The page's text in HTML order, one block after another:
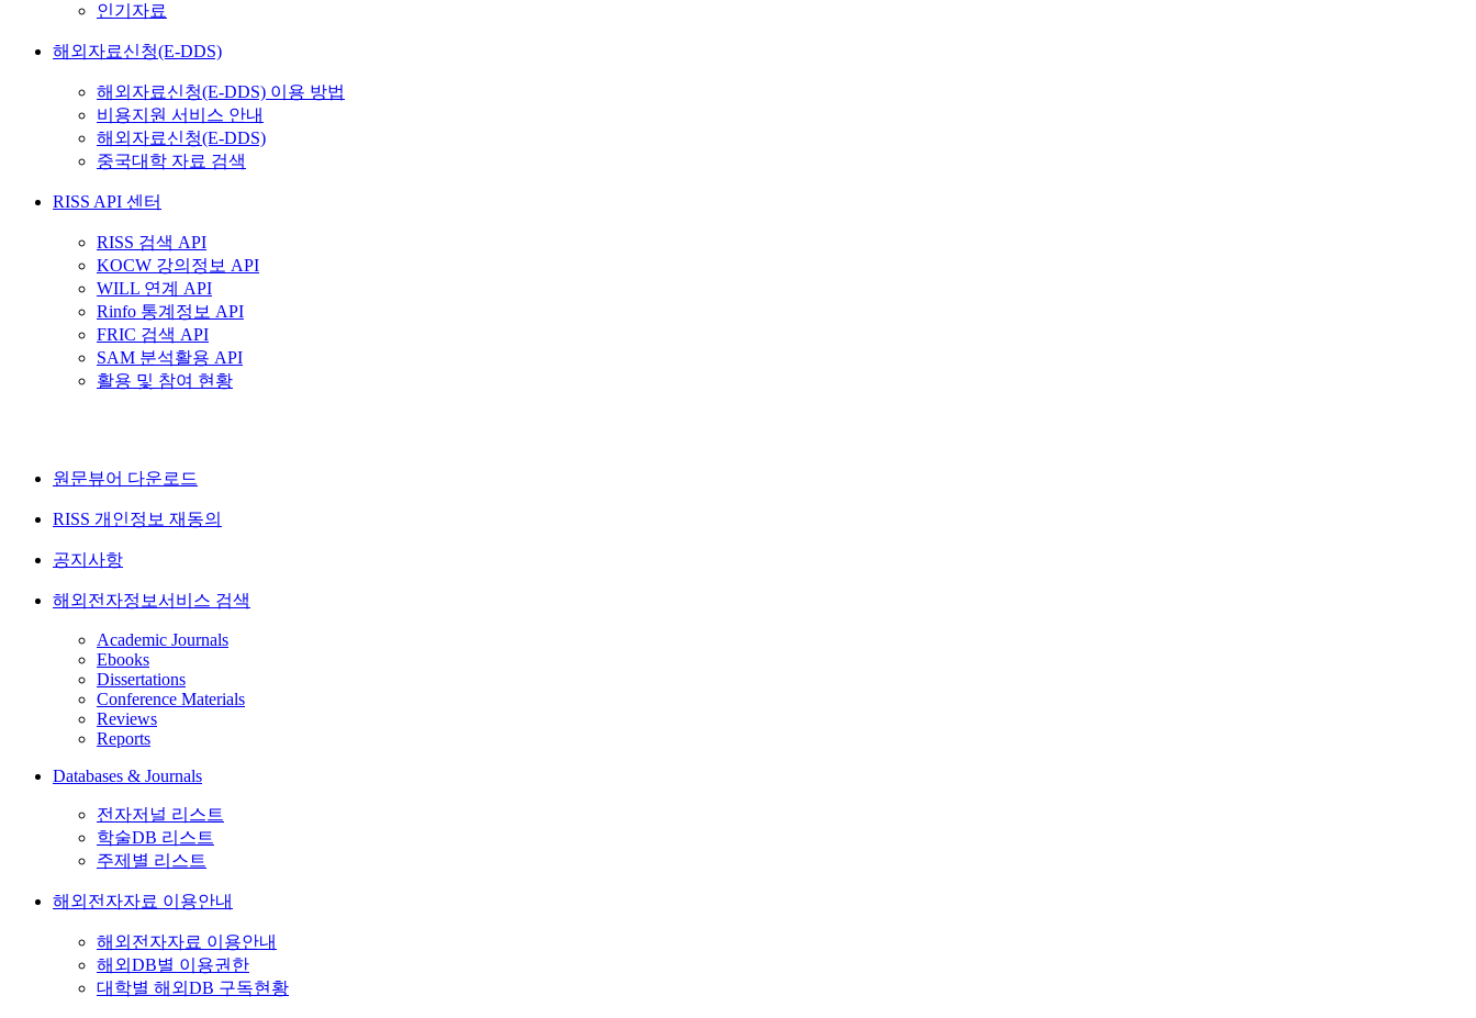
인기자료
해외자료신청(E-DDS)
해외자료신청(E-DDS) 이용 방법
비용지원 서비스 안내
해외자료신청(E-DDS)
중국대학 자료 검색
RISS API 센터
RISS 검색 API
KOCW 강의정보 API
WILL 연계 API
Rinfo 통계정보 API
FRIC 검색 API
SAM 분석활용 API
활용 및 참여 현황
원문뷰어 다운로드
RISS 개인정보 재동의
공지사항
해외전자정보서비스 검색
Academic Journals
Ebooks
Dissertations
Conference Materials
Reviews
Reports
Databases & Journals
전자저널 리스트
학술DB 리스트
주제별 리스트
해외전자자료 이용안내
해외전자자료 이용안내
해외DB별 이용권한
대학별 해외DB 구독현황